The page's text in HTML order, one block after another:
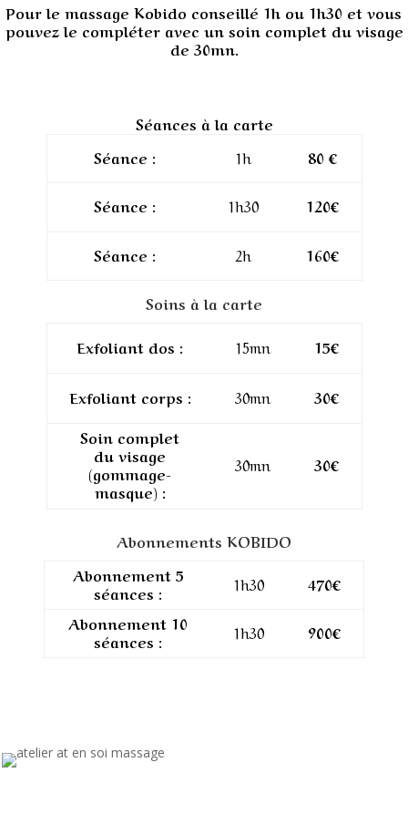
Pour le massage Kobido conseillé 1h ou 1h30 et vous
pouvez le compléter avec un soin complet du visage
de 30mn.
Séances à la carte
Séance :
1h 80 €
Séance : 1h30 120€
Séance : 2h 160€
Soins à la carte
Exfoliant dos :
15mn 15€
Exfoliant corps : 30mn
30€
Soin complet
du visage
(gommage-
masque) :
30mn 30€
Abonnements KOBIDO
Abonnement 5
séances :
1h30
470€
Abonnement 10
séances :
1h30 900€